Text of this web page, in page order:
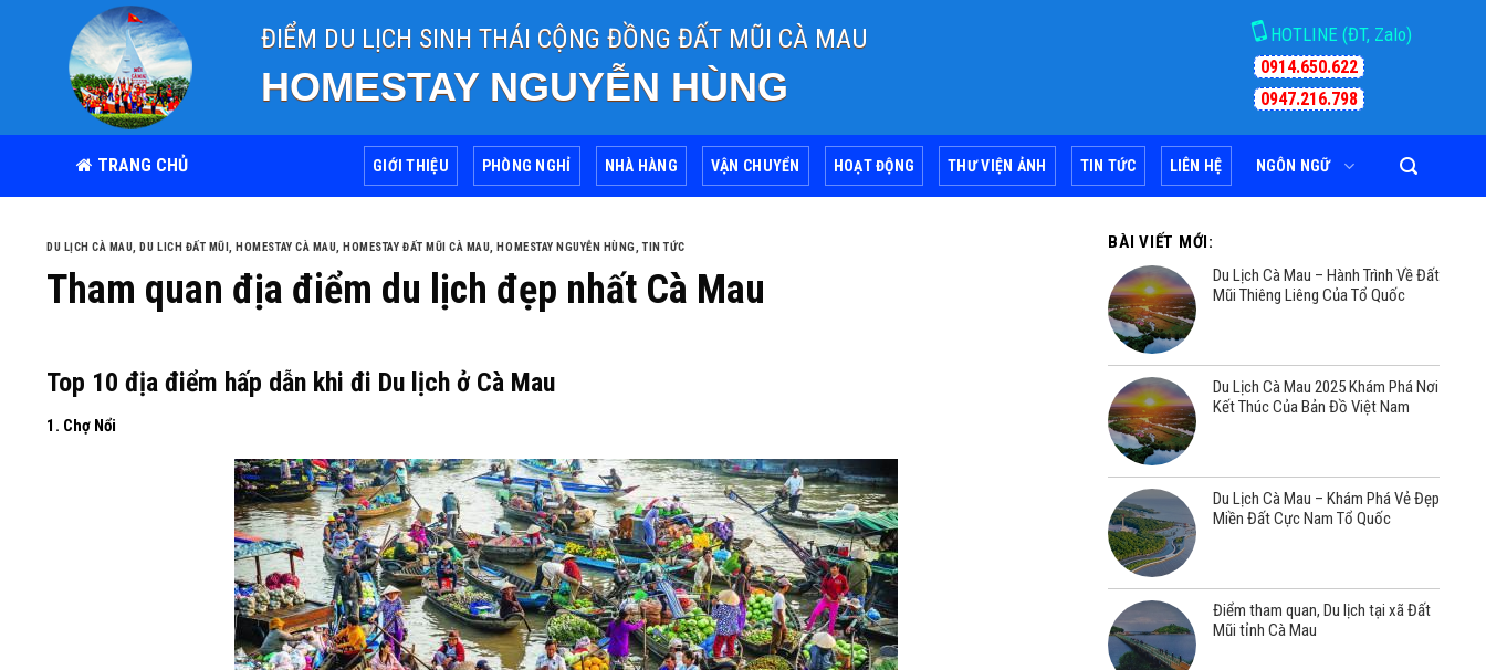
ĐIỂM DU LỊCH SINH THÁI CỘNG ĐỒNG ĐẤT MŨI CÀ MAU
HOMESTAY NGUYỄN HÙNG
HOTLINE (ĐT, Zalo)
0914.650.622
0947.216.798
TRANG CHỦ GIỚI THIỆU PHÒNG NGHỈ NHÀ HÀNG VẬN CHUYỂN HOẠT ĐỘNG THƯ VIỆN ẢNH TIN TỨC LIÊN HỆ NGÔN NGỮ
DU LỊCH CÀ MAU,DU LICH ĐẤT MŨI,HOMESTAY CÀ MAU,HOMESTAY ĐẤT MŨI CÀ MAU,HOMESTAY NGUYỄN HÙNG,TIN TỨC
Tham quan địa điểm du lịch đẹp nhất Cà Mau
Top 10 địa điểm hấp dẫn khi đi Du lịch ở Cà Mau
1. Chợ Nổi
BÀI VIẾT MỚI:
Du Lịch Cà Mau – Hành Trình Về Đất
Mũi Thiêng Liêng Của Tổ Quốc
Du Lịch Cà Mau 2025 Khám Phá Nơi
Kết Thúc Của Bản Đồ Việt Nam
Du Lịch Cà Mau – Khám Phá Vẻ Đẹp
Miền Đất Cực Nam Tổ Quốc
Điểm tham quan, Du lịch tại xã Đất
Mũi tỉnh Cà Mau